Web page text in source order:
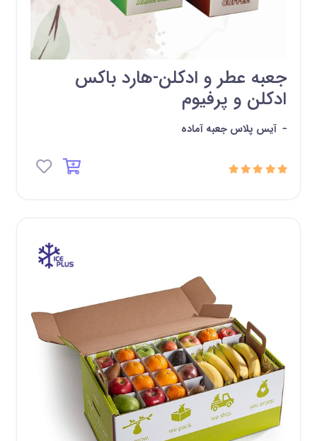
جعبه عطر و ادکلن-هارد باکس
ادکلن و پرفیوم
- آیس پلاس جعبه آماده